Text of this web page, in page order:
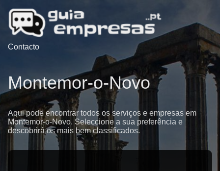
Contacto
Montemor-o-Novo
Aqui pode encontrar todos os serviços e empresas em
Montemor-o-Novo. Seleccione a sua preferência e
descobrirá os mais bem classificados.